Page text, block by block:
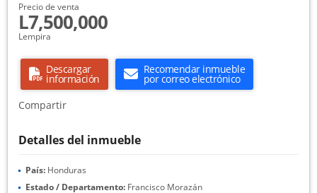
Precio de venta
L7,500,000
Lempira
Descargar
información
Recomendar inmueble
por correo electrónico
Compartir
Detalles del inmueble
País: Honduras
Estado / Departamento: Francisco Morazán